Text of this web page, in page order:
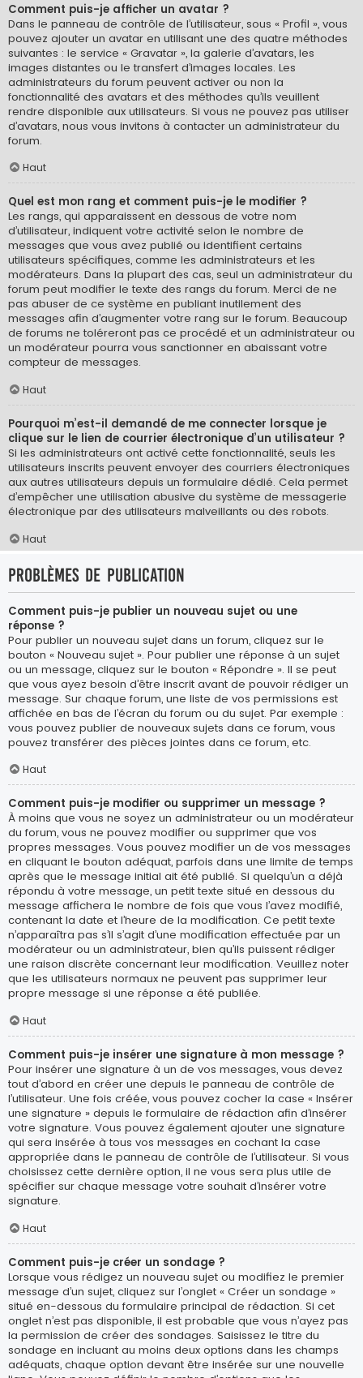
Comment puis-je afficher un avatar ?
Dans le panneau de contrôle de l’utilisateur, sous « Profil », vous
pouvez ajouter un avatar en utilisant une des quatre méthodes
suivantes : le service « Gravatar », la galerie d’avatars, les
images distantes ou le transfert d’images locales. Les
administrateurs du forum peuvent activer ou non la
fonctionnalité des avatars et des méthodes qu’ils veuillent
rendre disponible aux utilisateurs. Si vous ne pouvez pas utiliser
d’avatars, nous vous invitons à contacter un administrateur du
forum.
Haut
Quel est mon rang et comment puis-je le modifier ?
Les rangs, qui apparaissent en dessous de votre nom
d’utilisateur, indiquent votre activité selon le nombre de
messages que vous avez publié ou identifient certains
utilisateurs spécifiques, comme les administrateurs et les
modérateurs. Dans la plupart des cas, seul un administrateur du
forum peut modifier le texte des rangs du forum. Merci de ne
pas abuser de ce système en publiant inutilement des
messages afin d’augmenter votre rang sur le forum. Beaucoup
de forums ne toléreront pas ce procédé et un administrateur ou
un modérateur pourra vous sanctionner en abaissant votre
compteur de messages.
Haut
Pourquoi m’est-il demandé de me connecter lorsque je
clique sur le lien de courrier électronique d’un utilisateur ?
Si les administrateurs ont activé cette fonctionnalité, seuls les
utilisateurs inscrits peuvent envoyer des courriers électroniques
aux autres utilisateurs depuis un formulaire dédié. Cela permet
d’empêcher une utilisation abusive du système de messagerie
électronique par des utilisateurs malveillants ou des robots.
Haut
Problèmes de publication
Comment puis-je publier un nouveau sujet ou une
réponse ?
Pour publier un nouveau sujet dans un forum, cliquez sur le
bouton « Nouveau sujet ». Pour publier une réponse à un sujet
ou un message, cliquez sur le bouton « Répondre ». Il se peut
que vous ayez besoin d’être inscrit avant de pouvoir rédiger un
message. Sur chaque forum, une liste de vos permissions est
affichée en bas de l’écran du forum ou du sujet. Par exemple :
vous pouvez publier de nouveaux sujets dans ce forum, vous
pouvez transférer des pièces jointes dans ce forum, etc.
Haut
Comment puis-je modifier ou supprimer un message ?
À moins que vous ne soyez un administrateur ou un modérateur
du forum, vous ne pouvez modifier ou supprimer que vos
propres messages. Vous pouvez modifier un de vos messages
en cliquant le bouton adéquat, parfois dans une limite de temps
après que le message initial ait été publié. Si quelqu’un a déjà
répondu à votre message, un petit texte situé en dessous du
message affichera le nombre de fois que vous l’avez modifié,
contenant la date et l’heure de la modification. Ce petit texte
n’apparaîtra pas s’il s’agit d’une modification effectuée par un
modérateur ou un administrateur, bien qu’ils puissent rédiger
une raison discrète concernant leur modification. Veuillez noter
que les utilisateurs normaux ne peuvent pas supprimer leur
propre message si une réponse a été publiée.
Haut
Comment puis-je insérer une signature à mon message ?
Pour insérer une signature à un de vos messages, vous devez
tout d’abord en créer une depuis le panneau de contrôle de
l’utilisateur. Une fois créée, vous pouvez cocher la case « Insérer
une signature » depuis le formulaire de rédaction afin d’insérer
votre signature. Vous pouvez également ajouter une signature
qui sera insérée à tous vos messages en cochant la case
appropriée dans le panneau de contrôle de l’utilisateur. Si vous
choisissez cette dernière option, il ne vous sera plus utile de
spécifier sur chaque message votre souhait d’insérer votre
signature.
Haut
Comment puis-je créer un sondage ?
Lorsque vous rédigez un nouveau sujet ou modifiez le premier
message d’un sujet, cliquez sur l’onglet « Créer un sondage »
situé en-dessous du formulaire principal de rédaction. Si cet
onglet n’est pas disponible, il est probable que vous n’ayez pas
la permission de créer des sondages. Saisissez le titre du
sondage en incluant au moins deux options dans les champs
adéquats, chaque option devant être insérée sur une nouvelle